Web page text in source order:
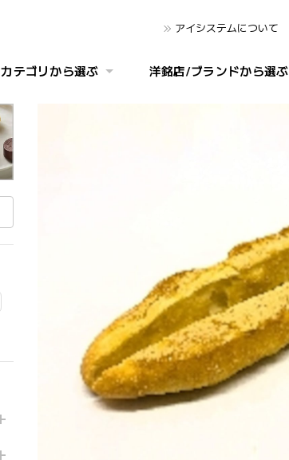
アイシステムについて
カテゴリから選ぶ 洋銘店/ブランドから選ぶ